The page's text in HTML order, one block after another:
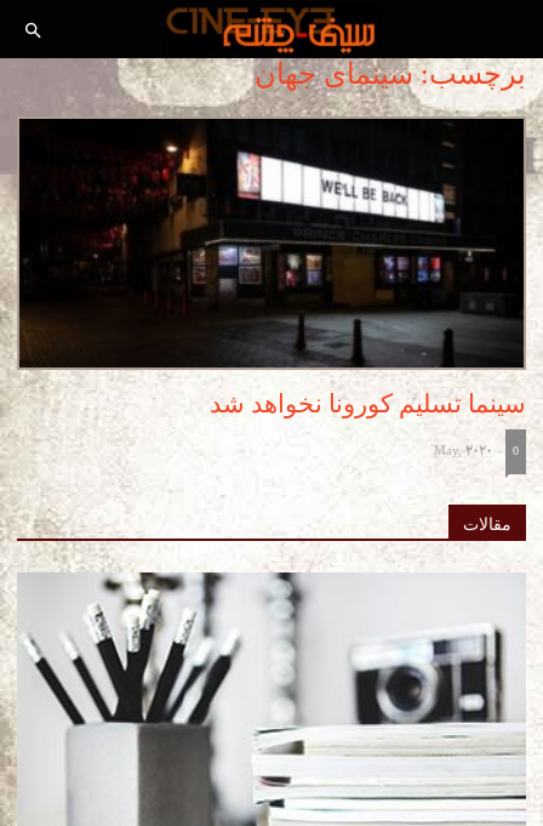
برچسب: سینمای جهان
سینما تسلیم کورونا نخواهد شد
-
May, 2020 0
مقالات